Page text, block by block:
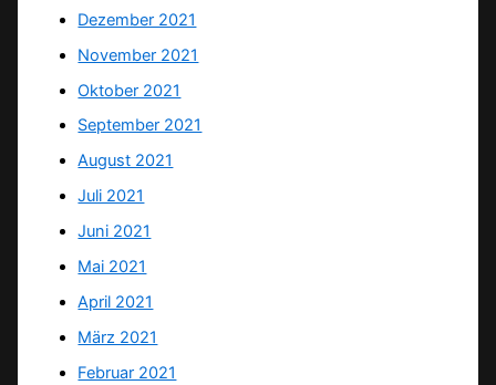
Dezember 2021
November 2021
Oktober 2021
September 2021
August 2021
Juli 2021
Juni 2021
Mai 2021
April 2021
März 2021
Februar 2021